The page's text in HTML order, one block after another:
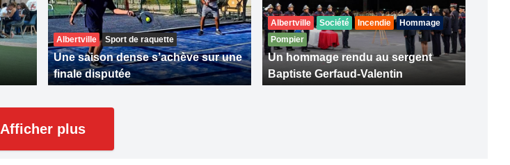
Albertville Sport de raquette
Une saison dense s’achève sur une
finale disputée
Albertville Société Incendie
Hommage
Pompier
Un hommage rendu au sergent
Baptiste Gerfaud-Valentin
Afficher plus